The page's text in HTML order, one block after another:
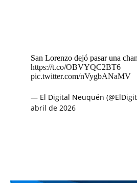
San Lorenzo dejó pasar una
https://t.co/OBVYQC2BT6
pic.twitter.com/nVygbANaMV
— El Digital Neuquén
abril de 2026